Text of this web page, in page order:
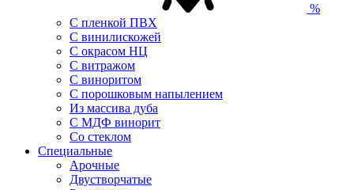
%
С пленкой ПВХ
С винилискожей
С окрасом НЦ
С витражом
С виноритом
С порошковым напылением
Из массива дуба
С МДФ винорит
Со стеклом
Специальные
Арочные
Двустворчатые